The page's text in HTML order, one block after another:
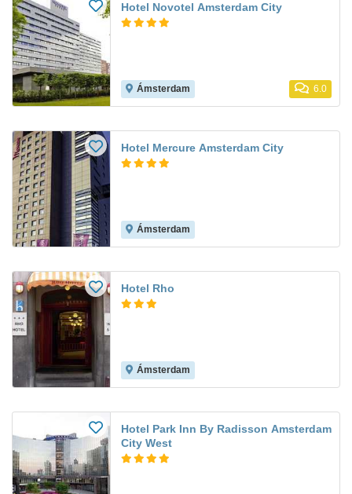
Hotel Novotel Amsterdam City
Ámsterdam 6.0
Hotel Mercure Amsterdam City
Ámsterdam
Hotel Rho
Ámsterdam
Hotel Park Inn By Radisson Amsterdam
City West